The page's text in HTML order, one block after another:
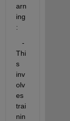
arn
ing
:
   -
Thi
s
inv
olv
es
trai
nin